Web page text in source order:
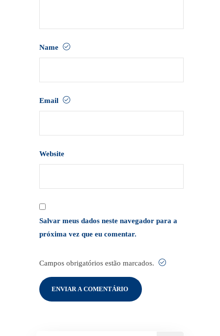
Name
Email
Website
Salvar meus dados neste navegador para a
próxima vez que eu comentar.
Campos obrigatórios estão marcados.